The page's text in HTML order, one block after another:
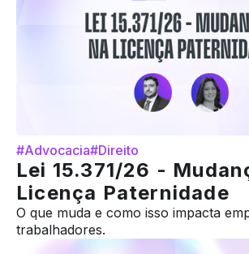
#Advocacia#Direito
Lei 15.371/26 -
Licença Paternidade
O que muda e como isso impacta
trabalhadores.